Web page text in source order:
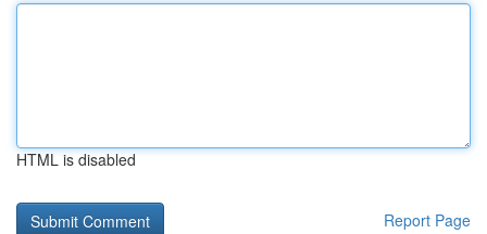
HTML is disabled
Report Page